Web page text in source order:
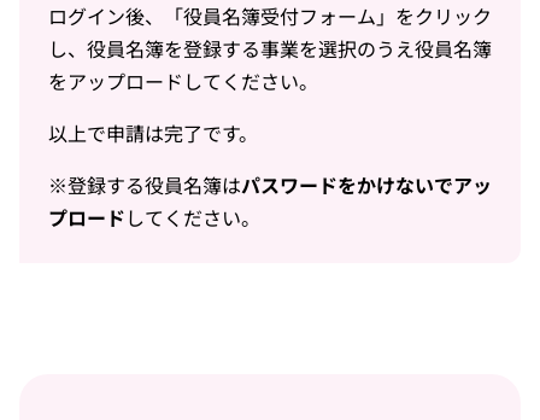
ログイン後、「役員名簿受付フォーム」をクリック
し、役員名簿を登録する事業を選択のうえ役員名簿
をアップロードしてください。
以上で申請は完了です。
※登録する役員名簿はパスワードをかけないでアッ
プロードしてください。